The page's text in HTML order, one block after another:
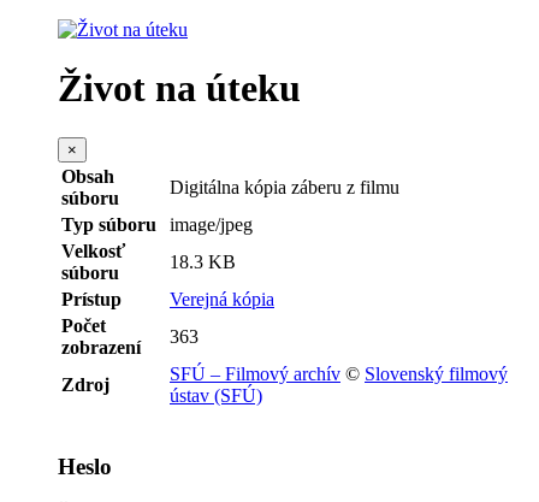
Život na úteku
×
Obsah
súboru
Digitálna kópia záberu z filmu
Typ súboru
image/jpeg
Velkosť
súboru
18.3 KB
Prístup
Verejná kópia
Počet
zobrazení
363
Zdroj
SFÚ – Filmový archív © Slovenský filmový
ústav (SFÚ)
Heslo